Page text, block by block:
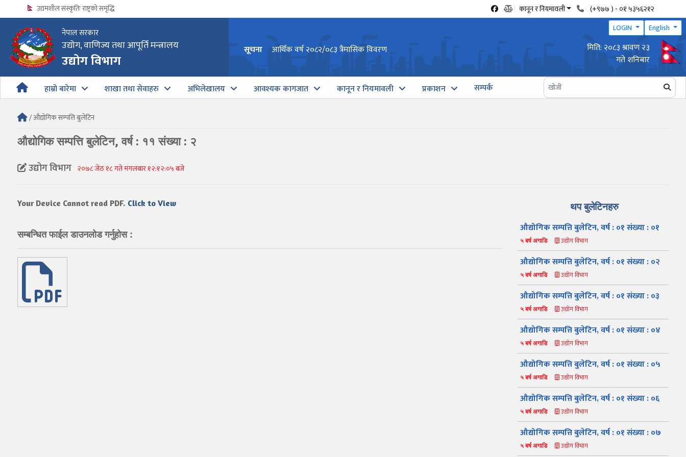
उद्यमशील संस्कृतिः राष्ट्रको समृद्धि कानून र नियमावली (+९७७ ) - ०१ ५३५६२१२
नेपाल सरकार
उद्योग, वाणिज्य तथा आपूर्ति मन्त्रालय
उद्योग विभाग
LOGIN English
सूचना
उद्योग विभागको अत्यन्त जरुरी सूचना आर्थिक वर्ष २०८२/०८३ त्रैमासिक विवरण वार्षिक उद्योग प्रगति प्रतिवेदन पेश गर्ने सम्बन्धी सूचना
मिति: २०८३ श्रावण २३
गते शनिबार
हाम्रो बारेमा शाखा तथा सेवाहरु अभिलेखालय आवश्यक कागजात कानून र नियमावली प्रकाशन सम्पर्क
/ औद्योगिक सम्पत्ति बुलेटिन
औद्योगिक सम्पत्ति बुलेटिन, वर्ष : ११ संख्या : २
उद्योग विभाग २०७८ जेठ १८ गते मंगलबार १२:१२:०५ बजे
Your Device Cannot read PDF. Click to View
सम्बन्धित फाईल डाउनलोड गर्नुहोस :
थप बुलेटिनहरु
औद्योगिक सम्पत्ति बुलेटिन, वर्ष : ०१ संख्या : ०१
५ बर्ष अगाडि उद्योग विभाग
औद्योगिक सम्पत्ति बुलेटिन, वर्ष : ०१ संख्या : ०२
५ बर्ष अगाडि उद्योग विभाग
औद्योगिक सम्पत्ति बुलेटिन, वर्ष : ०१ संख्या : ०३
५ बर्ष अगाडि उद्योग विभाग
औद्योगिक सम्पत्ति बुलेटिन, वर्ष : ०१ संख्या : ०४
५ बर्ष अगाडि उद्योग विभाग
औद्योगिक सम्पत्ति बुलेटिन, वर्ष : ०१ संख्या : ०५
५ बर्ष अगाडि उद्योग विभाग
औद्योगिक सम्पत्ति बुलेटिन, वर्ष : ०१ संख्या : ०६
५ बर्ष अगाडि उद्योग विभाग
औद्योगिक सम्पत्ति बुलेटिन, वर्ष : ०१ संख्या : ०७
५ बर्ष अगाडि उद्योग विभाग